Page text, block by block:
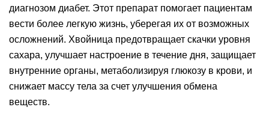
диагнозом диабет. Этот препарат помогает пациентам
вести более легкую жизнь, уберегая их от возможных
осложнений. Хвойница предотвращает скачки уровня
сахара, улучшает настроение в течение дня, защищает
внутренние органы, метаболизируя глюкозу в крови, и
снижает массу тела за счет улучшения обмена
веществ.